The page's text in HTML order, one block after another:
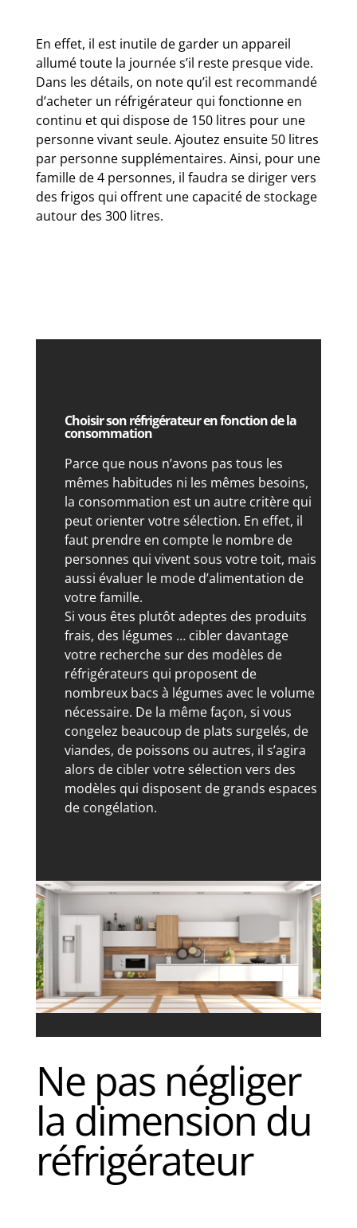
En effet, il est inutile de garder un appareil
allumé toute la journée s’il reste presque vide.
Dans les détails, on note qu’il est recommandé
d’acheter un réfrigérateur qui fonctionne en
continu et qui dispose de 150 litres pour une
personne vivant seule. Ajoutez ensuite 50 litres
par personne supplémentaires. Ainsi, pour une
famille de 4 personnes, il faudra se diriger vers
des frigos qui offrent une capacité de stockage
autour des 300 litres.
Choisir son réfrigérateur en fonction de la
consommation
Parce que nous n’avons pas tous les
mêmes habitudes ni les mêmes besoins,
la consommation est un autre critère qui
peut orienter votre sélection. En effet, il
faut prendre en compte le nombre de
personnes qui vivent sous votre toit, mais
aussi évaluer le mode d’alimentation de
votre famille.
Si vous êtes plutôt adeptes des produits
frais, des légumes … cibler davantage
votre recherche sur des modèles de
réfrigérateurs qui proposent de
nombreux bacs à légumes avec le volume
nécessaire. De la même façon, si vous
congelez beaucoup de plats surgelés, de
viandes, de poissons ou autres, il s’agira
alors de cibler votre sélection vers des
modèles qui disposent de grands espaces
de congélation.
Ne pas négliger
la dimension du
réfrigérateur